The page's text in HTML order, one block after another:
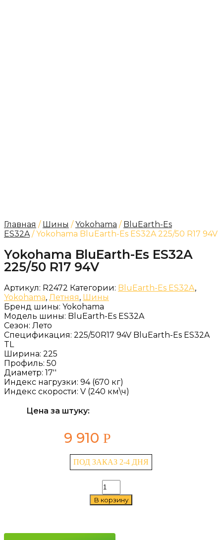
Главная / Шины /Yokohama / BluEarth-Es
ES32A/ Yokohama BluEarth-Es ES32A 225/50 R17 94V
Yokohama BluEarth-Es ES32A
225/50 R17 94V
Артикул: R2472 Категории: BluEarth-Es ES32A,
Yokohama, Летняя, Шины
Бренд шины: Yokohama
Модель шины: BluEarth-Es ES32A
Сезон: Лето
Спецификация: 225/50R17 94V BluEarth-Es ES32A
TL
Ширина: 225
Профиль: 50
Диаметр: 17''
Индекс нагрузки: 94 (670 кг)
Индекс скорости: V (240 км\ч)
Цена за штуку:
9 910 Р
ПОД ЗАКАЗ 2-4 ДНЯ
Количество
товара
Yokohama
225/50
В корзину